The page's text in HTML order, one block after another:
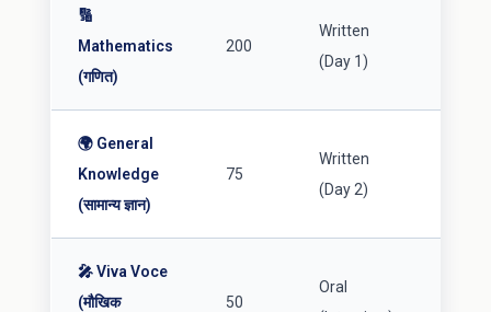
🔢
Mathematics
(गणित)
200
Written
(Day 1)
🌍 General
Knowledge
(सामान्य ज्ञान)
75
Written
(Day 2)
🎤 Viva Voce
(मौखिक
50
Oral